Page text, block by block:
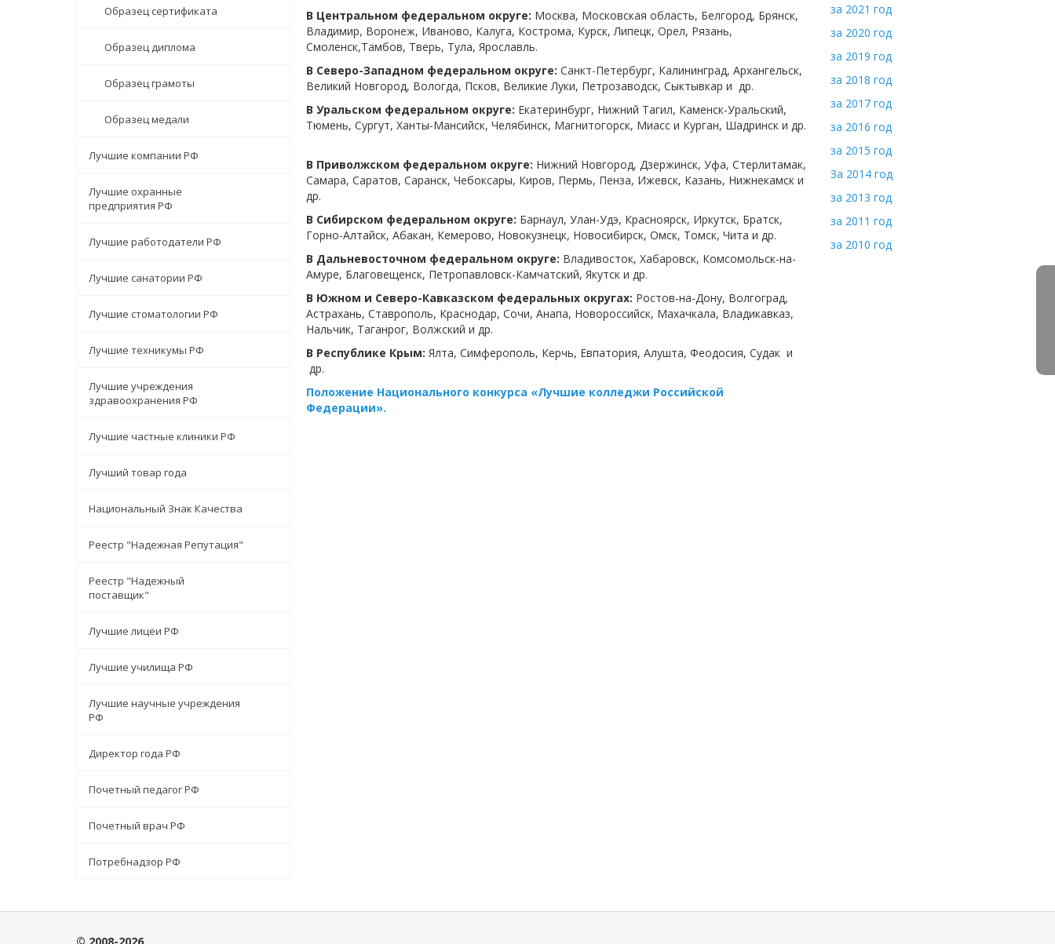
Образец сертификата
Образец диплома
Образец грамоты
Образец медали
Лучшие компании РФ
Лучшие охранные
предприятия РФ
Лучшие работодатели РФ
Лучшие санатории РФ
Лучшие стоматологии РФ
Лучшие техникумы РФ
Лучшие учреждения
здравоохранения РФ
Лучшие частные клиники РФ
Лучший товар года
Национальный Знак Качества
Реестр "Надежная Репутация"
Реестр "Надежный
поставщик"
Лучшие лицеи РФ
Лучшие училища РФ
Лучшие научные учреждения
РФ
Директор года РФ
Почетный педагог РФ
Почетный врач РФ
Потребнадзор РФ
В Центральном федеральном округе: Москва, Московская область, Белгород, Брянск,
Владимир, Воронеж, Иваново, Калуга, Кострома, Курск, Липецк, Орел, Рязань,
Смоленск,Тамбов, Тверь, Тула, Ярославль.
В Северо-Западном федеральном округе: Санкт-Петербург, Калининград, Архангельск,
Великий Новгород, Вологда, Псков, Великие Луки, Петрозаводск, Сыктывкар и др.
В Уральском федеральном округе: Екатеринбург, Нижний Тагил, Каменск-Уральский,
Тюмень, Сургут, Ханты-Мансийск, Челябинск, Магнитогорск, Миасс и Курган, Шадринск и др.
В Приволжском федеральном округе: Нижний Новгород, Дзержинск, Уфа, Стерлитамак,
Самара, Саратов, Саранск, Чебоксары, Киров, Пермь, Пенза, Ижевск, Казань, Нижнекамск и
др.
В Сибирском федеральном округе: Барнаул, Улан-Удэ, Красноярск, Иркутск, Братск,
Горно-Алтайск, Абакан, Кемерово, Новокузнецк, Новосибирск, Омск, Томск, Чита и др.
В Дальневосточном федеральном округе: Владивосток, Хабаровск, Комсомольск-на-
Амуре, Благовещенск, Петропавловск-Камчатский, Якутск и др.
В Южном и Северо-Кавказском федеральных округах: Ростов-на-Дону, Волгоград,
Астрахань, Ставрополь, Краснодар, Сочи, Анапа, Новороссийск, Махачкала, Владикавказ,
Нальчик, Таганрог, Волжский и др.
В Республике Крым: Ялта, Симферополь, Керчь, Евпатория, Алушта, Феодосия, Судак и
др.
Положение Национального конкурса «Лучшие колледжи Российской
Федерации».
за 2021 год
за 2020 год
за 2019 год
за 2018 год
за 2017 год
за 2016 год
за 2015 год
За 2014 год
за 2013 год
за 2011 год
за 2010 год